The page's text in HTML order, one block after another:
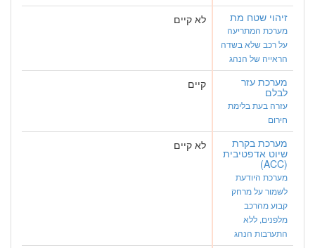
זיהוי שטח מת
מערכת המתריעה
על רכב שלא בשדה
הראייה של הנהג
לא קיים
מערכת עזר
לבלם
עזרה בעת בלימת
חירום
קיים
מערכת בקרת
שיוט אדפטיבית
(ACC)
מערכת היודעת
לשמור על מרחק
קבוע מהרכב
מלפנים, ללא
התערבות הנהג
לא קיים